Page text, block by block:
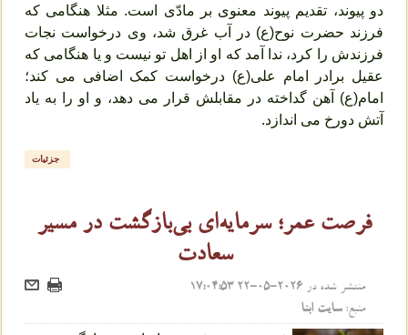
دو پیوند، تقدیم پیوند معنوی بر مادّی است. مثلا هنگامی که
فرزند حضرت نوح(ع) در آب غرق شد، وی درخواست نجات
فرزندش را کرد، ندا آمد که او از اهل تو نیست و یا هنگامی که
عقیل برادر امام علی(ع) درخواست کمک اضافی می کند؛
امام(ع) آهن گداخته در مقابلش قرار می دهد، و او را به یاد
آتش دورخ می اندازد.
جزئیات
فرصت عمر؛ سرمایه‌ای بی‌بازگشت در مسیر
سعادت
منتشر شده در 2026-05-22 17:04:53
منبع:سایت ابنا